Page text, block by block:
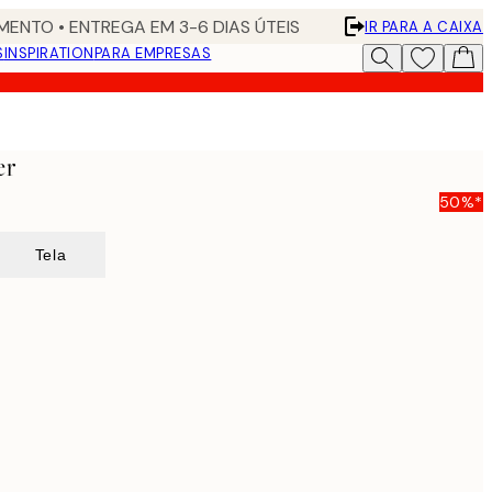
• ENTREGA EM 3-6 DIAS ÚTEIS
IR PARA A CAIXA
INSPIRATIONPARA EMPRESAS
50%*
Tela